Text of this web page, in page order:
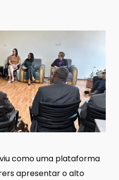
como uma plataforma
apresentar o alto